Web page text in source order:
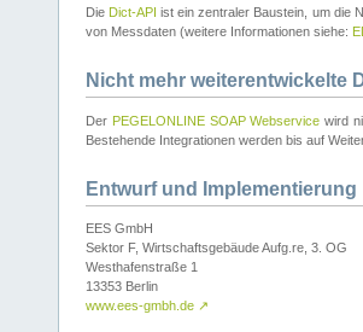
Die Dict-API ist ein zentraler Baustein, um die
von Messdaten (weitere Informationen siehe:
Nicht mehr weiterentwickelte
Der PEGELONLINE SOAP Webservice wird
Bestehende Integrationen werden bis auf
Entwurf und Implementierung
EES GmbH
Sektor F, Wirtschaftsgebäude Aufg.re, 3. OG
Westhafenstraße 1
13353 Berlin
www.ees-gmbh.de ↗